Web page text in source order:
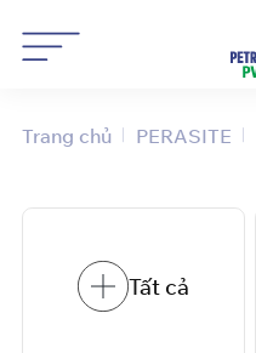
qua
dung
Trang chủ PERASITE
Tất cả